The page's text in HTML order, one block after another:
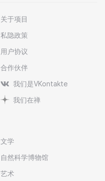
关于项目
私隐政策
用户协议
合作伙伴
我们是VKontakte
我们在禅
文学
自然科学博物馆
艺术